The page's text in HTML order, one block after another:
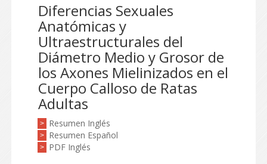
Diferencias Sexuales
Anatómicas y
Ultraestructurales del
Diámetro Medio y Grosor de
los Axones Mielinizados en el
Cuerpo Calloso de Ratas
Adultas
> Resumen Inglés
> Resumen Español
> PDF Inglés